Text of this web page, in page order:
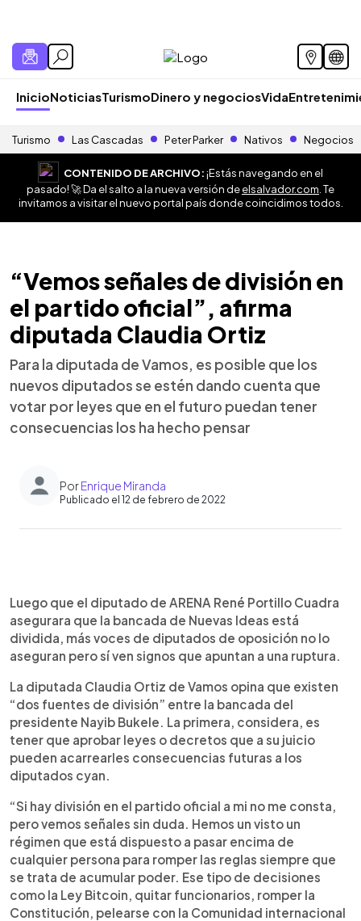
InicioNoticiasTurismoDinero y negociosVida
Turismo Las Cascadas Peter Parker Nativos Negocios
CONTENIDO DE ARCHIVO:¡Estás navegando en el
pasado! 🚀 Da el salto a la nueva versión deelsalvador.com . Te
invitamos a visitar el nuevo portal país donde coincidimos todos.
“Vemos señales de división en
el partido oficial”, afirma
diputada Claudia Ortiz
Para la diputada de Vamos, es posible que los
nuevos diputados se estén dando cuenta que
votar por leyes que en el futuro puedan tener
consecuencias los ha hecho pensar
PorEnrique Miranda
Publicado el 12 de febrero de 2022
Escuchar artículo
Luego que el diputado de ARENA René Portillo Cuadra
asegurara que la bancada de Nuevas Ideas está
dividida, más voces de diputados de oposición no lo
aseguran pero sí ven signos que apuntan a una ruptura.
La diputada Claudia Ortiz de Vamos opina que existen
“dos fuentes de división” entre la bancada del
presidente Nayib Bukele. La primera, considera, es
tener que aprobar leyes o decretos que a su juicio
pueden acarrearles consecuencias futuras a los
diputados cyan.
“Si hay división en el partido oficial a mi no me consta,
pero vemos señales sin duda. Hemos un visto un
régimen que está dispuesto a pasar encima de
cualquier persona para romper las reglas siempre que
se trata de acumular poder. Ese tipo de decisiones
como la Ley Bitcoin, quitar funcionarios, romper la
Constitución, pelearse con la Comunidad internacional